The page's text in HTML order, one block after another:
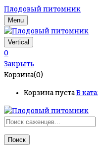
Плодовый питомник
Menu
Vertical
0
Закрыть
Корзина(0)
Корзина пустаВ
Поиск